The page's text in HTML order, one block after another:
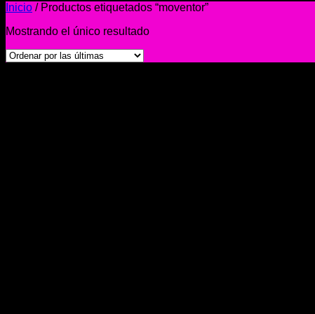
Inicio /Productos etiquetados “moventor”
Mostrando el único resultado